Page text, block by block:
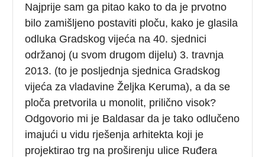
Najprije sam ga pitao kako to da je prvotno
bilo zamišljeno postaviti ploču, kako je glasila
odluka Gradskog vijeća na 40. sjednici
održanoj (u svom drugom dijelu) 3. travnja
2013. (to je posljednja sjednica Gradskog
vijeća za vladavine Željka Keruma), a da se
ploča pretvorila u monolit, prilično visok?
Odgovorio mi je Baldasar da je tako odlučeno
imajući u vidu rješenja arhitekta koji je
projektirao trg na proširenju ulice Ruđera